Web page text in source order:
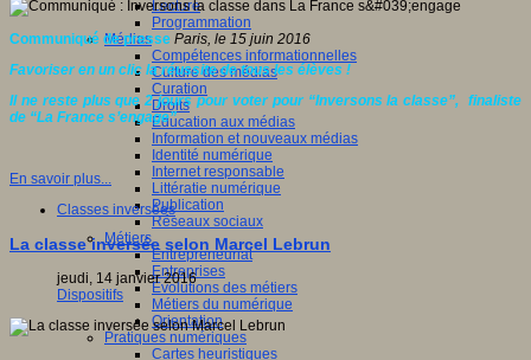
Lecture
Programmation
Médias
Compétences informationnelles
Culture des médias
Curation
Droits
Education aux médias
Information et nouveaux médias
Identité numérique
Internet responsable
Littératie numérique
Publication
Réseaux sociaux
Métiers
Entrepreneuriat
Entreprises
Evolutions des métiers
Métiers du numérique
Orientation
Pratiques numériques
Cartes heuristiques
Communiqué de presse Paris, le 15 juin 2016
Favoriser en un clic la réussite de tous les élèves !
Il ne reste plus que 2 jours pour voter pour “Inversons la classe”, finaliste
de “La France s’engage”
En savoir plus...
Classes inversées
La classe inversée selon Marcel Lebrun
jeudi, 14 janvier 2016
Dispositifs